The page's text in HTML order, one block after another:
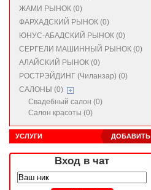
ЖАМИ РЫНОК (0)
ФАРХАДСКИЙ РЫНОК (0)
ЮНУС-АБАДСКИЙ РЫНОК (0)
СЕРГЕЛИ МАШИННЫЙ РЫНОК (0)
АЛАЙСКИЙ РЫНОК (0)
РОСТРЭЙДИНГ (Чиланзар) (0)
САЛОНЫ (0)
Свадебный салон (0)
Салон красоты (0)
ДОБАВИТЬ
УСЛУГИ
Вход в чат